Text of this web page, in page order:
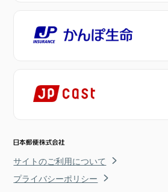
サイトのご利用について
プライバシーポリシー